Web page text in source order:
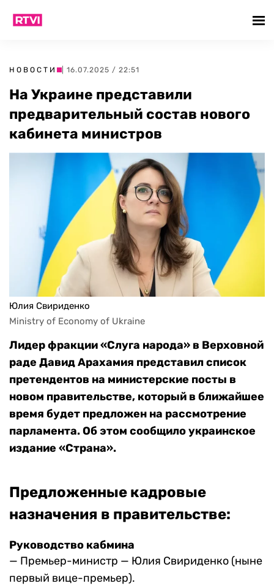
НОВОСТИ | 16.07.2025 / 22:51
На Украине представили
предварительный состав нового
кабинета министров
Юлия Свириденко
Ministry of Economy of Ukraine
Лидер фракции «Слуга народа» в Верховной
раде Давид Арахамия представил список
претендентов на министерские посты в
новом правительстве, который в ближайшее
время будет предложен на рассмотрение
парламента. Об этом сообщило украинское
издание «Страна».
Предложенные кадровые
назначения в правительстве:
Руководство кабмина
— Премьер-министр — Юлия Свириденко (ныне
первый вице-премьер).